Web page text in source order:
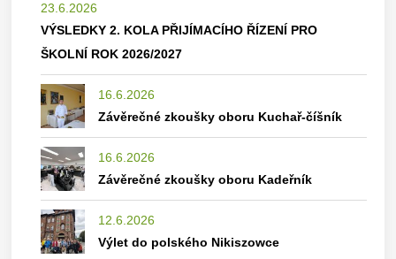
23.6.2026
VÝSLEDKY 2. KOLA PŘIJÍMACÍHO ŘÍZENÍ PRO
ŠKOLNÍ ROK 2026/2027
16.6.2026
Závěrečné zkoušky oboru Kuchař-číšník
16.6.2026
Závěrečné zkoušky oboru Kadeřník
12.6.2026
Výlet do polského Nikiszowce